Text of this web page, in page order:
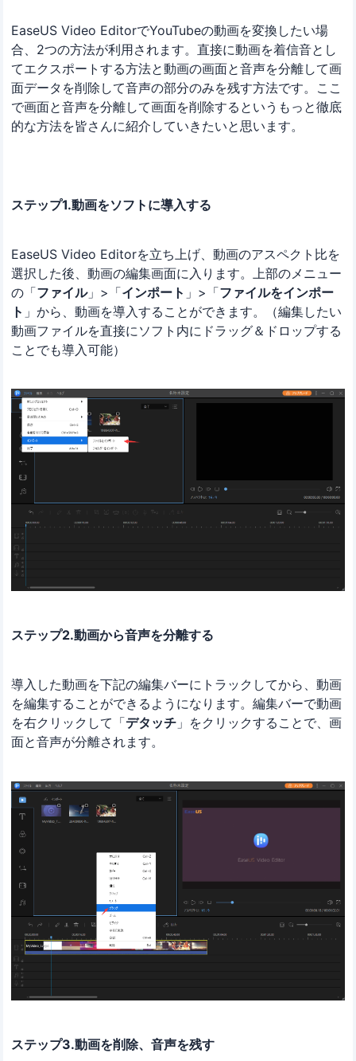
EaseUS Video EditorでYouTubeの動画を変換したい場
合、2つの方法が利用されます。直接に動画を着信音とし
てエクスポートする方法と動画の画面と音声を分離して画
面データを削除して音声の部分のみを残す方法です。ここ
で画面と音声を分離して画面を削除するというもっと徹底
的な方法を皆さんに紹介していきたいと思います。
ステップ1.動画をソフトに導入する
EaseUS Video Editorを立ち上げ、動画のアスペクト比を
選択した後、動画の編集画面に入ります。上部のメニュー
の「ファイル」>「インポート 」>「ファイルをインポー
ト 」から、動画を導入することができます。（編集したい
動画ファイルを直接にソフト内にドラッグ＆ドロップする
ことでも導入可能）
ステップ2.動画から音声を分離する
導入した動画を下記の編集バーにトラックしてから、動画
を編集することができるようになります。編集バーで動画
を右クリックして「デタッチ 」をクリックすることで、画
面と音声が分離されます。
ステップ3.動画を削除、音声を残す